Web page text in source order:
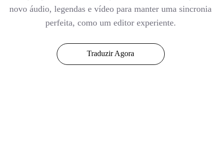
novo áudio, legendas e vídeo para manter uma sincronia
perfeita, como um editor experiente.
Traduzir Agora